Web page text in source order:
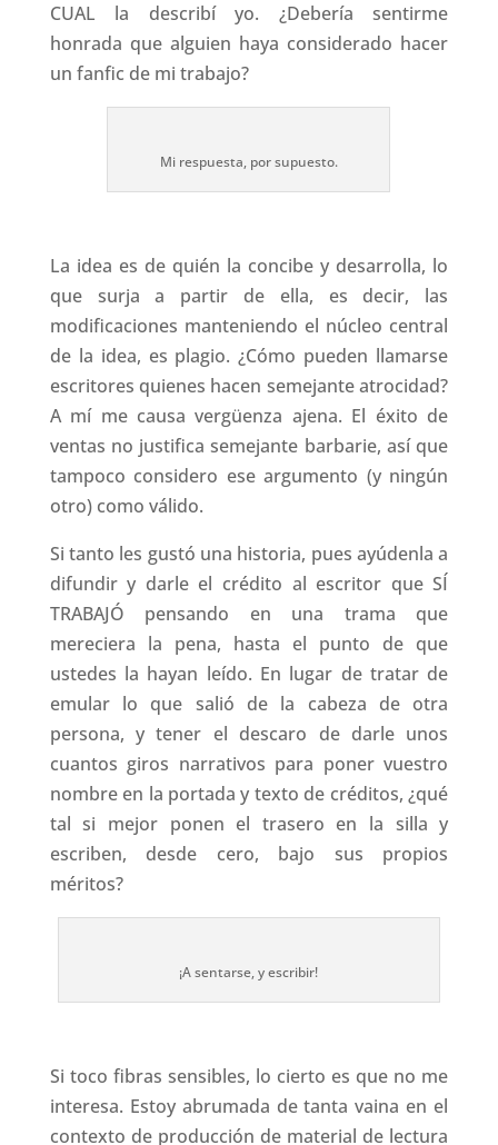
CUAL la describí yo. ¿Debería sentirme
honrada que alguien haya considerado hacer
un fanfic de mi trabajo?
Mi respuesta, por supuesto.
La idea es de quién la concibe y desarrolla, lo
que surja a partir de ella, es decir, las
modificaciones manteniendo el núcleo central
de la idea, es plagio. ¿Cómo pueden llamarse
escritores quienes hacen semejante atrocidad?
A mí me causa vergüenza ajena. El éxito de
ventas no justifica semejante barbarie, así que
tampoco considero ese argumento (y ningún
otro) como válido.
Si tanto les gustó una historia, pues ayúdenla a
difundir y darle el crédito al escritor que SÍ
TRABAJÓ pensando en una trama que
mereciera la pena, hasta el punto de que
ustedes la hayan leído. En lugar de tratar de
emular lo que salió de la cabeza de otra
persona, y tener el descaro de darle unos
cuantos giros narrativos para poner vuestro
nombre en la portada y texto de créditos, ¿qué
tal si mejor ponen el trasero en la silla y
escriben, desde cero, bajo sus propios
méritos?
¡A sentarse, y escribir!
Si toco fibras sensibles, lo cierto es que no me
interesa. Estoy abrumada de tanta vaina en el
contexto de producción de material de lectura